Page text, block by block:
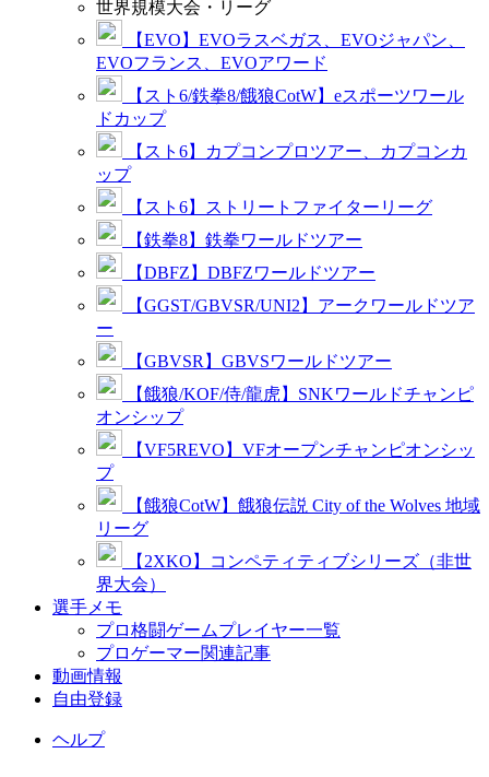
世界規模大会・リーグ
【EVO】EVOラスベガス、EVOジャパン、
EVOフランス、EVOアワード
【スト6/鉄拳8/餓狼CotW】eスポーツワール
ドカップ
【スト6】カプコンプロツアー、カプコンカ
ップ
【スト6】ストリートファイターリーグ
【鉄拳8】鉄拳ワールドツアー
【DBFZ】DBFZワールドツアー
【GGST/GBVSR/UNI2】アークワールドツア
ー
【GBVSR】GBVSワールドツアー
【餓狼/KOF/侍/龍虎】SNKワールドチャンピ
オンシップ
【VF5REVO】VFオープンチャンピオンシッ
プ
【餓狼CotW】餓狼伝説 City of the Wolves 地域
リーグ
【2XKO】コンペティティブシリーズ（非世
界大会）
選手メモ
プロ格闘ゲームプレイヤー一覧
プロゲーマー関連記事
動画情報
自由登録
ヘルプ